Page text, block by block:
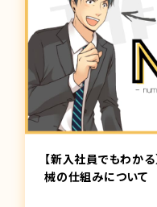
【新入社員でもわか
械の仕組みについて